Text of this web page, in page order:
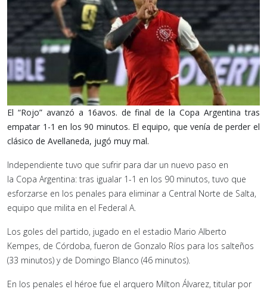
El “Rojo” avanzó a 16avos. de final de la Copa Argentina tras
empatar 1-1 en los 90 minutos. El equipo, que venía de perder el
clásico de Avellaneda, jugó muy mal.
Independiente tuvo que sufrir para dar un nuevo paso en
la Copa Argentina: tras igualar 1-1 en los 90 minutos, tuvo que
esforzarse en los penales para eliminar a Central Norte de Salta,
equipo que milita en el Federal A.
Los goles del partido, jugado en el estadio Mario Alberto
Kempes, de Córdoba, fueron de Gonzalo Ríos para los salteños
(33 minutos) y de Domingo Blanco (46 minutos).
En los penales el héroe fue el arquero Milton Álvarez, titular por